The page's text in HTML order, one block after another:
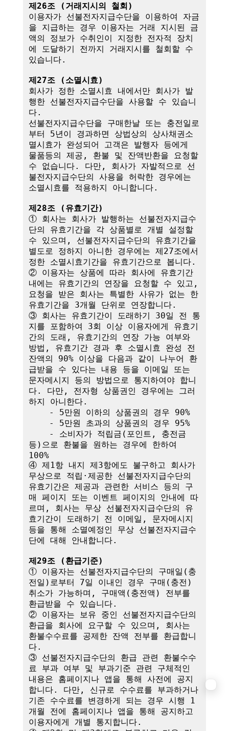
제26조 (거래지시의 철회)
이용자가 선불전자지급수단을 이용하여 자금
을 지급하는 경우 이용자는 거래 지시된 금
액의 정보가 수취인이 지정한 전자적 장치
에 도달하기 전까지 거래지시를 철회할 수
있습니다.
제27조 (소멸시효)
회사가 정한 소멸시효 내에서만 회사가 발
행한 선불전자지급수단을 사용할 수 있습니
다.
선불전자지급수단을 구매한날 또는 충전일로
부터 5년이 경과하면 상법상의 상사채권소
멸시효가 완성되어 고객은 발행자 등에게
물품등의 제공, 환불 및 잔액반환을 요청할
수 없습니다. 다만, 회사가 자발적으로 선
불전자지급수단의 사용을 허락한 경우에는
소멸시효를 적용하지 아니합니다.
제28조 (유효기간)
① 회사는 회사가 발행하는 선불전자지급수
단의 유효기간을 각 상품별로 개별 설정할
수 있으며, 선불전자지급수단의 유효기간을
별도로 정하지 아니한 경우에는 제27조에서
정한 소멸시효기간을 유효기간으로 봅니다.
② 이용자는 상품에 따라 회사에 유효기간
내에는 유효기간의 연장을 요청할 수 있고,
요청을 받은 회사는 특별한 사유가 없는 한
유효기간을 3개월 단위로 연장합니다.
③ 회사는 유효기간이 도래하기 30일 전 통
지를 포함하여 3회 이상 이용자에게 유효기
간의 도래, 유효기간의 연장 가능 여부와
방법, 유효기간 경과 후 소멸시효 완성 전
잔액의 90% 이상을 다음과 같이 나누어 환
급받을 수 있다는 내용 등을 이메일 또는
문자메시지 등의 방법으로 통지하여야 합니
다. 다만, 전자형 상품권인 경우에는 그러
하지 아니한다.
등)으로 환불을 원하는 경우에 한하여
100%
④ 제1항 내지 제3항에도 불구하고 회사가
무상으로 적립·제공한 선불전자지급수단의
유효기간은 제공과 관련한 서비스 등의 구
매 페이지 또는 이벤트 페이지의 안내에 따
르며, 회사는 무상 선불전자지급수단의 유
효기간이 도래하기 전 이메일, 문자메시지
등을 통해 소멸예정인 무상 선불전자지급수
단에 대해 안내합니다.
제29조 (환급기준)
① 이용자는 선불전자지급수단의 구매일(충
전일)로부터 7일 이내인 경우 구매(충전)
취소가 가능하며, 구매액(충전액) 전부를
환급받을 수 있습니다.
② 이용자는 보유 중인 선불전자지급수단의
환급을 회사에 요구할 수 있으며, 회사는
환불수수료를 공제한 잔액 전부를 환급합니
다.
③ 선불전자지급수단의 환급 관련 환불수수
료 부과 여부 및 부과기준 관련 구체적인
내용은 홈페이지나 앱을 통해 사전에 공지
합니다. 다만, 신규로 수수료를 부과하거나
기존 수수료를 변경하게 되는 경우 시행 1
개월 전에 홈페이지나 앱을 통해 공지하고
이용자에게 개별 통지합니다.